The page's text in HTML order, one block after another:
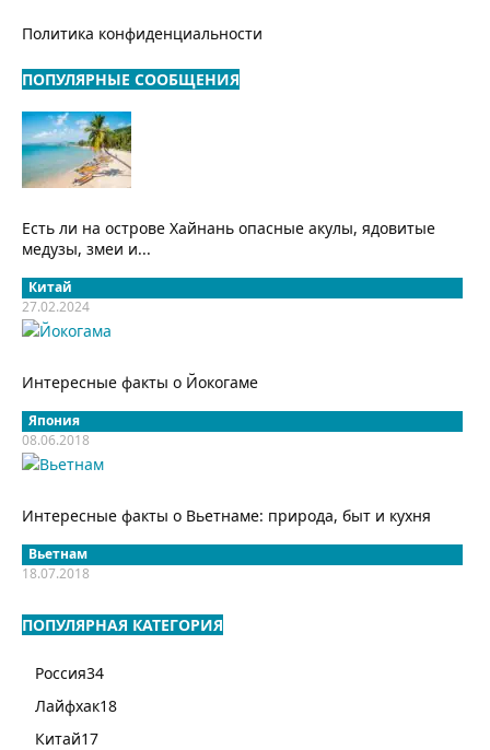
Политика конфиденциальности
ПОПУЛЯРНЫЕ СООБЩЕНИЯ
Есть ли на острове Хайнань опасные акулы, ядовитые
медузы, змеи и...
Китай
27.02.2024
Интересные факты о Йокогаме
Япония
08.06.2018
Интересные факты о Вьетнаме: природа, быт и кухня
Вьетнам
18.07.2018
ПОПУЛЯРНАЯ КАТЕГОРИЯ
Россия34
Лайфхак18
Китай17